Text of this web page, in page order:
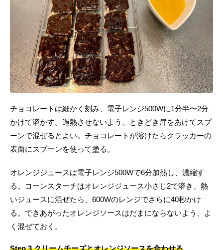
チョコレートは細かく刻み、電子レンジ500Wに1分半〜2分
かけて溶かす。過熱させないよう、ときどき扉をあけてスプ
ーンで混ぜるとよい。チョコレートが溶けたらクラッカーの
表面にスプーンを使って塗る。
オレンジジュースは電子レンジ500Wで6分加熱し、濃縮す
る。コーンスターチはオレンジジュース小さじ2で溶き、熱
いジュースに混ぜたら、600Wのレンジでさらに40秒かけ
る。できあがったオレンジソースはだまにならないよう、よ
く混ぜておく。